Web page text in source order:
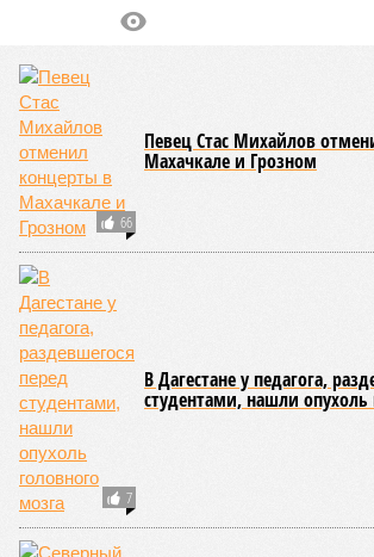
Кабардино-Балкария и Северная Осетия попали в
детской преступности (фото:
Две республики Северного Кавказа
существенный рост детской преступности по
полугодия 2026-го.
В Кабардино-Балкарской Республике за
месяцев текущего года было
несовершеннолетних, совершивших
деяния, что превышает показатель за
2025-го более чем в три раза, когда
всего 16 человек.
В соседней Северной Осетии число
правонарушителей подскочило с 10 до 17.
северокавказские республики в итоге
пятёрке общероссийского антирейтинга.
Эти данныеприводит
Министерства внутренних дел Российской